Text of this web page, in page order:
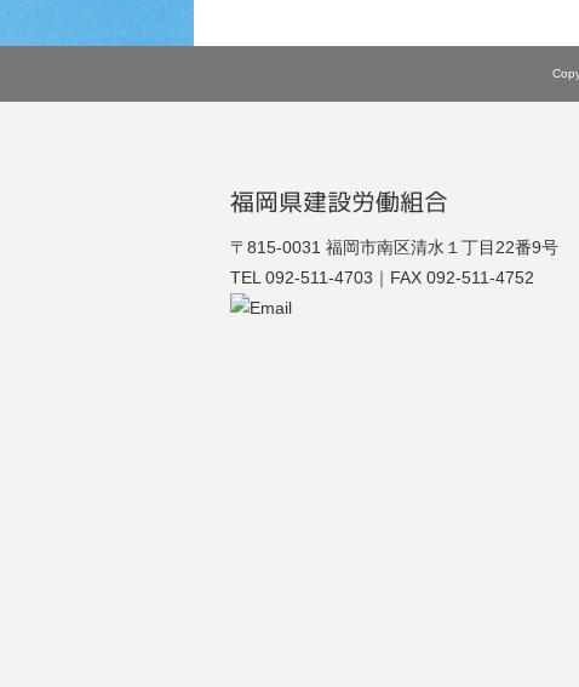
福建労
福岡県建設労働組合
〒815-0031 福岡市南区清水１丁目22番9号
TEL 092-511-4703｜FAX 092-511-4752